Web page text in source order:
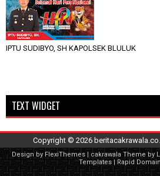
IPTU SUDIBYO, SH KAPOLSEK BLULUK
TEXT WIDGET
Copyright © 2026
Design by FlexiThemes| cakrawala Theme by
Templates| Rapid